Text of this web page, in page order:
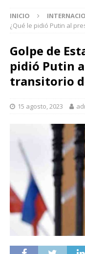
INICIO
¿Qué le pidió Putin al
Golpe de
pidió Putin
transitorio
15 agosto, 2023